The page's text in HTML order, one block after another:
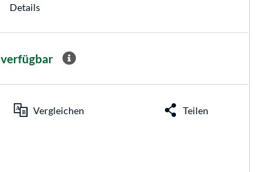
Details
Vergleichen Teilen